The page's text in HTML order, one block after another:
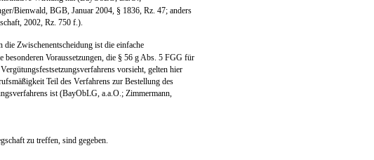
Bienwald, BGB, Januar 2004, § 1836, Rz. 47; anders
2002, Rz. 750 f.).
die Zwischenentscheidung ist die einfache
besonderen Voraussetzungen, die § 56 g Abs. 5 FGG für
vorsieht, gelten hier
Teil des Verfahrens zur Bestellung des
ist (BayObLG, a.a.O.; Zimmermann,
zu treffen, sind gegeben.